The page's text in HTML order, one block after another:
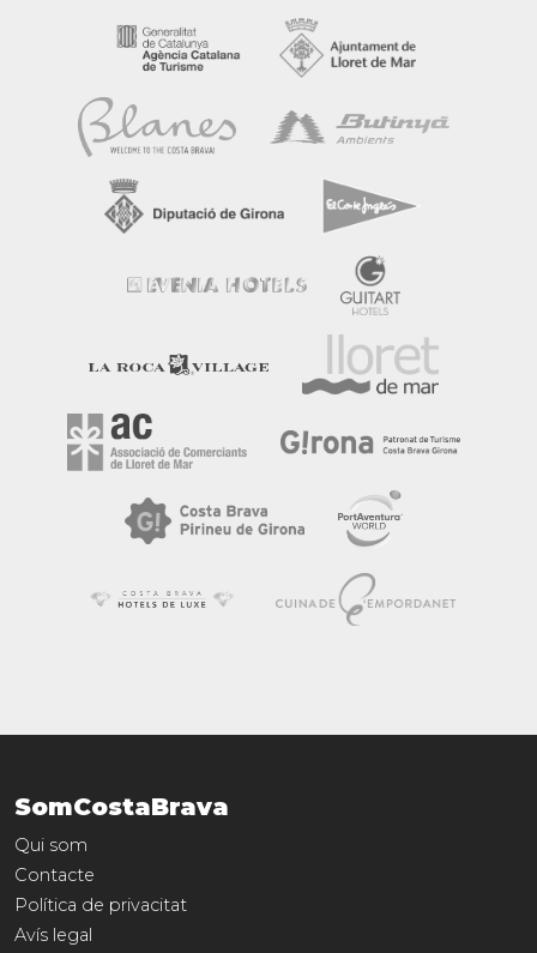
SomCostaBrava
Qui som
Contacte
Política de privacitat
Avís legal